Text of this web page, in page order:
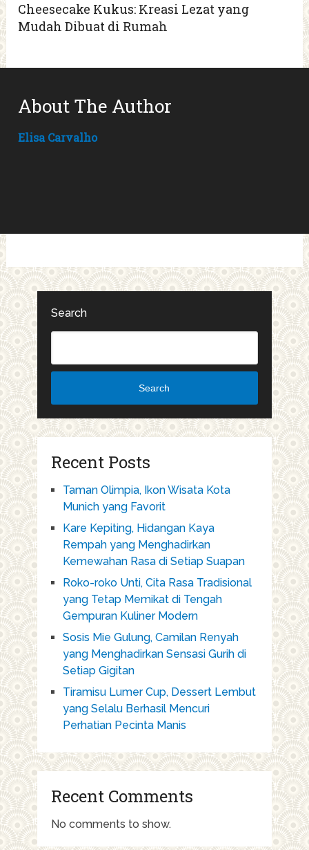
Cheesecake Kukus: Kreasi Lezat yang
Mudah Dibuat di Rumah
About The Author
Elisa Carvalho
Search
Search
Recent Posts
Taman Olimpia, Ikon Wisata Kota
Munich yang Favorit
Kare Kepiting, Hidangan Kaya
Rempah yang Menghadirkan
Kemewahan Rasa di Setiap Suapan
Roko-roko Unti, Cita Rasa Tradisional
yang Tetap Memikat di Tengah
Gempuran Kuliner Modern
Sosis Mie Gulung, Camilan Renyah
yang Menghadirkan Sensasi Gurih di
Setiap Gigitan
Tiramisu Lumer Cup, Dessert Lembut
yang Selalu Berhasil Mencuri
Perhatian Pecinta Manis
Recent Comments
No comments to show.